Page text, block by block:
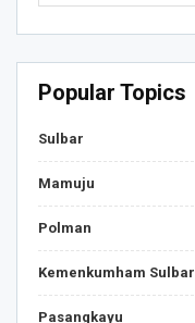
Popular Topics
Sulbar
Mamuju
Polman
Kemenkumham Sulbar
Pasangkayu